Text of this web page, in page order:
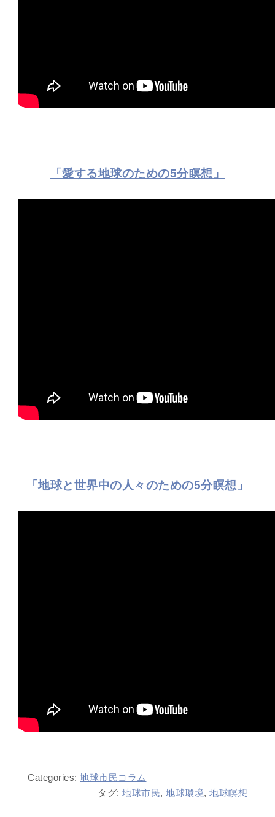
「愛する地球のための5分瞑想」
「地球と世界中の人々のための5分瞑想」
Categories: 地球市民コラム
タグ: 地球市民, 地球環境, 地球瞑想